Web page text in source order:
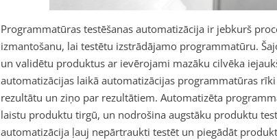
Programmatūras testēšanas automatizācija ir jebkurš
izmantošanu, lai testētu izstrādājamo programmatūru.
un validētu produktus ar ievērojami mazāku cilvēka
automatizācijas laikā automatizācijas programmatūras
rezultātu un ziņo par rezultātiem. Automatizēta
laistu produktu tirgū, un nodrošina augstāku produktu
automatizācija ļauj nepārtraukti testēt un piegādāt